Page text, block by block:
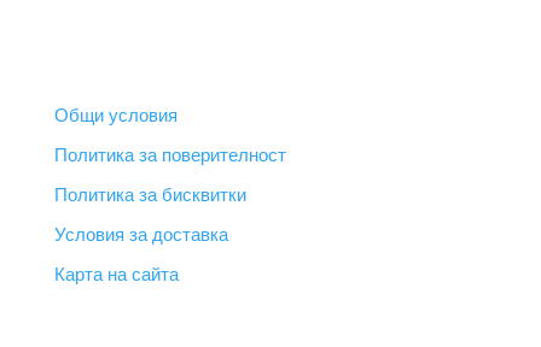
Общи условия
Политика за поверителност
Политика за бисквитки
Условия за доставка
Карта на сайта